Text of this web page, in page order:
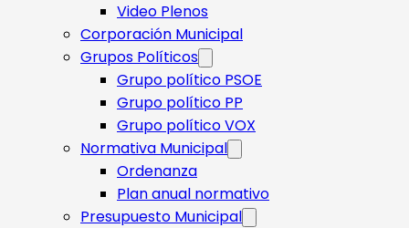
Video Plenos
Corporación Municipal
Grupos Políticos
Grupo político PSOE
Grupo político PP
Grupo político VOX
Normativa Municipal
Ordenanza
Plan anual normativo
Presupuesto Municipal